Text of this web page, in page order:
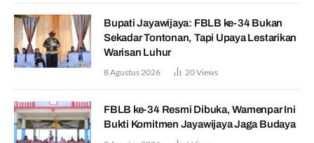
Bupati Jayawijaya: FBLB ke-34 Bukan
Sekadar Tontonan, Tapi Upaya Lestarikan
Warisan Luhur
8 Agustus 2026 20Views
FBLB ke-34 Resmi Dibuka, Wamenpar Ini
Bukti Komitmen Jayawijaya Jaga Budaya